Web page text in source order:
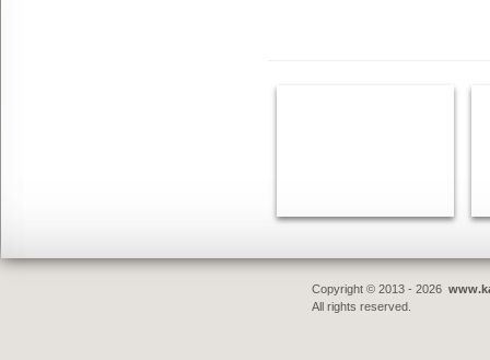
Copyright © 2013 - 2026
All rights reserved.